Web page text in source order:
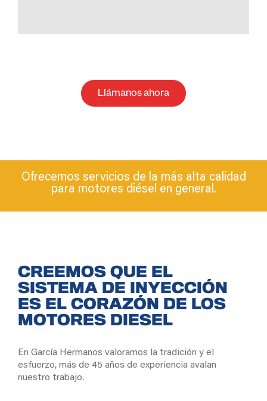
Llámanos ahora
Ofrecemos servicios de la más alta calidad
para motores diésel en general.
CREEMOS QUE EL
SISTEMA DE INYECCIÓN
ES EL CORAZÓN DE LOS
MOTORES DIESEL
En García Hermanos valoramos la tradición y el
esfuerzo, más de 45 años de experiencia avalan
nuestro trabajo.